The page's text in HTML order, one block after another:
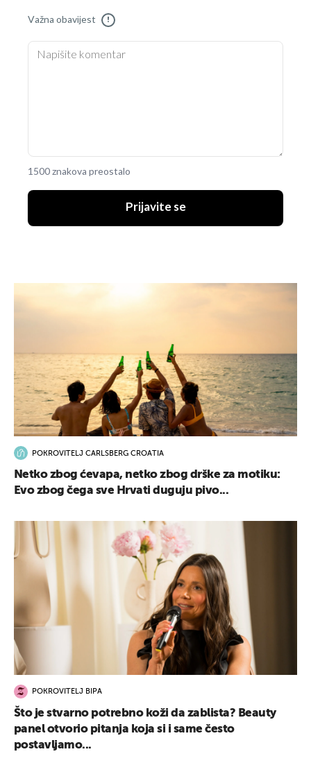
Važna obavijest !
1500 znakova preostalo
Prijavite se
POKROVITELJ CARLSBERG CROATIA
Netko zbog ćevapa, netko zbog drške za motiku:
Evo zbog čega sve Hrvati duguju pivo...
POKROVITELJ BIPA
Što je stvarno potrebno koži da zablista? Beauty
panel otvorio pitanja koja si i same često
postavljamo...